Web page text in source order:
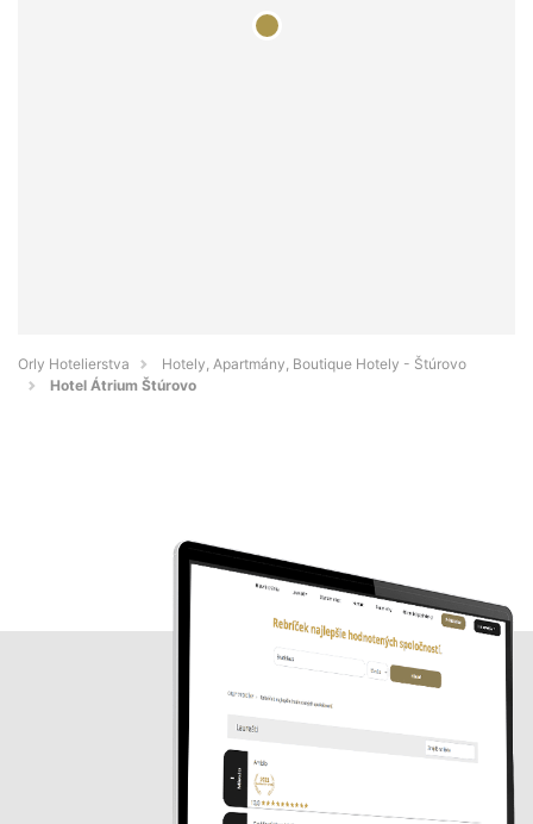
Orly Hotelierstva
Hotely, Apartmány, Boutique Hotely - Štúrovo
Hotel Átrium Štúrovo